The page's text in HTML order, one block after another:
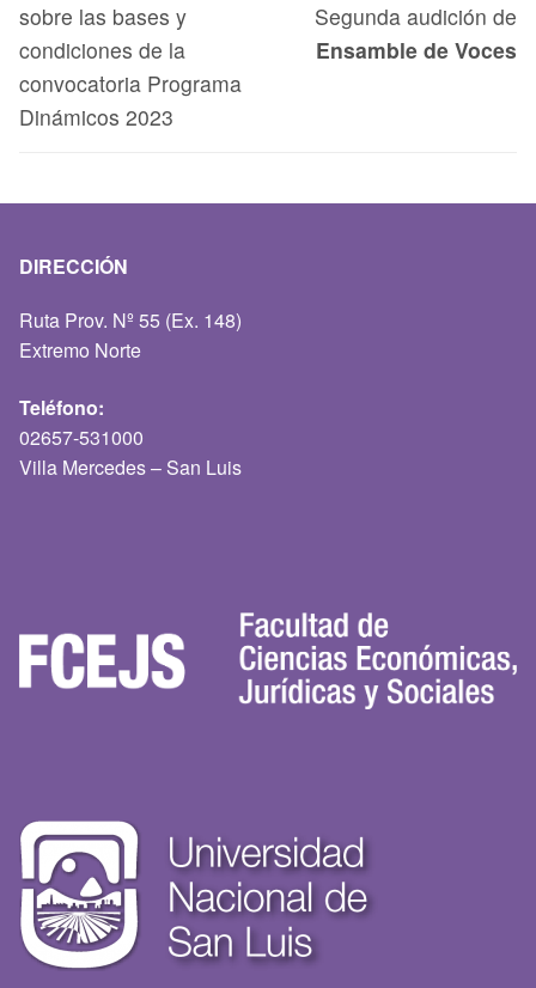
sobre las bases y
condiciones de la
convocatoria Programa
Dinámicos 2023
Segunda audición de
Ensamble de Voces
DIRECCIÓN
Ruta Prov. Nº 55 (Ex. 148)
Extremo Norte
Teléfono:
02657-531000
Villa Mercedes – San Luis